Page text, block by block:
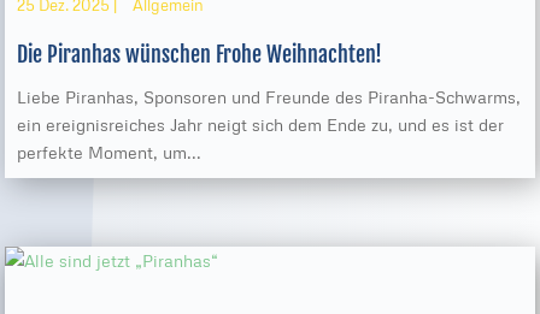
25 Dez. 2025 Allgemein
Die Piranhas wünschen Frohe Weihnachten!
Liebe Piranhas, Sponsoren und Freunde des Piranha-Schwarms,
ein ereignisreiches Jahr neigt sich dem Ende zu, und es ist der
perfekte Moment, um...